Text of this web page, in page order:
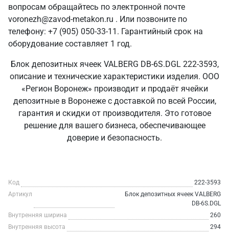
вопросам обращайтесь по электронной почте
voronezh@zavod-metakon.ru . Или позвоните по
телефону: +7 (905) 050-33-11. Гарантийный срок на
оборудование составляет 1 год.
Блок депозитных ячеек VALBERG DB-6S.DGL 222-3593,
описание и технические характеристики изделия. ООО
«Регион Воронеж» производит и продаёт ячейки
депозитные в Воронеже с доставкой по всей России,
гарантия и скидки от производителя. Это готовое
решение для вашего бизнеса, обеспечивающее
доверие и безопасность.
Код
222-3593
Артикул
Блок депозитных ячеек VALBERG
DB-6S.DGL
Внутренняя ширина
260
Внутренняя высота
294